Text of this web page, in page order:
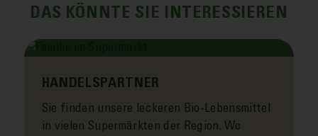
DAS KÖNNTE SIE INTERESSIEREN
HANDELSPARTNER
Sie finden unsere leckeren Bio-Lebensmittel
in vielen Super­märkten der Region. Wo